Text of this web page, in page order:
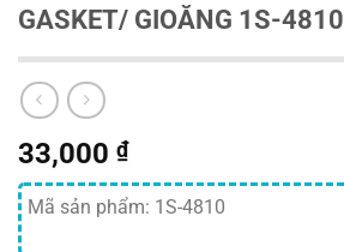
GASKET/ GIOĂNG 1S-4810
33,000 ₫
Mã sản phẩm: 1S-4810